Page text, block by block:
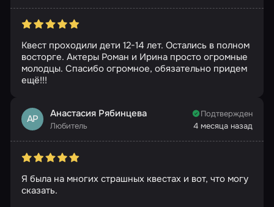
Квест проходили дети 12-14 лет. Остались в полном
восторге. Актеры Роман и Ирина просто огромные
молодцы. Спасибо огромное, обязательно придем
ещё!!!
АР Анастасия Рябинцева
Любитель
Подтвержден
4 месяца назад
Я была на многих страшных квестах и вот, что могу
сказать.